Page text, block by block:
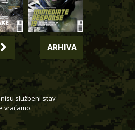
ARHIVA
službeni stav
vraćamo.